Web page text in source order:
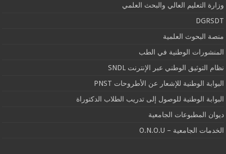
وزارة التعليم العالي والبحث العلمي
DGRSDT
منصة البحوث العلمية
المنشورات الوطنية في الطب
نظام التوثيق الوطني عبر الإنترنت SNDL
البوابة الوطنية للإشعار عن الأطروحات PNST
البوابة الوطنية للوصول إلى تدريب الطلاب الدكتوراة
ديوان المطبوعات الجامعية
الخدمات الجامعية – O.N.O.U